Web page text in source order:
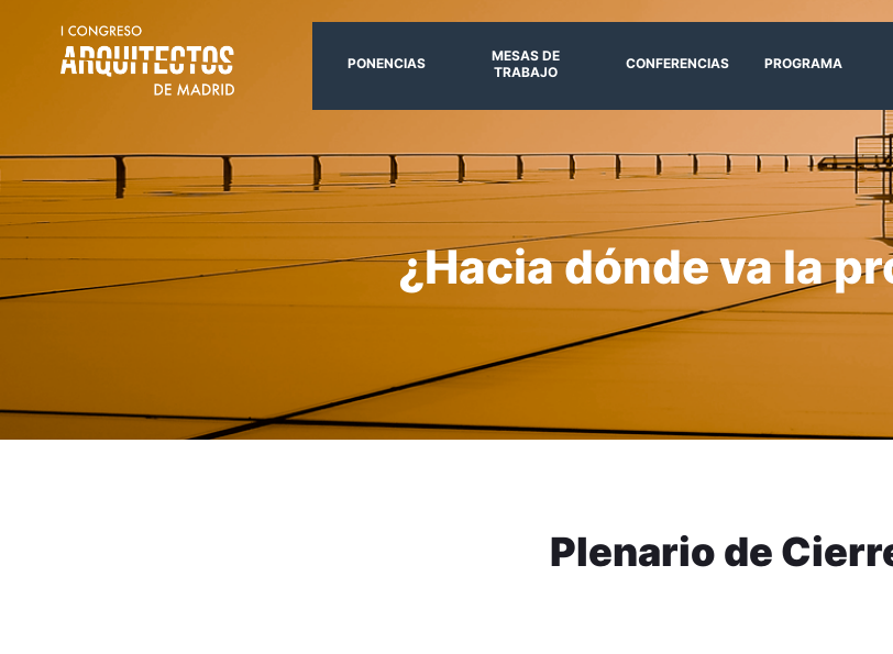
PONENCIAS
MESAS DE
TRABAJO
CONFERENCIAS PROGRAMA
¿Hacia dónde va la
Plenario de